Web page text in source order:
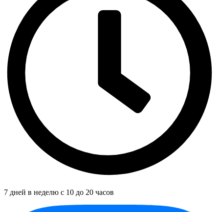
7 дней в неделю с 10 до 20 часов